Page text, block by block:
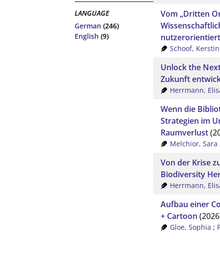
LANGUAGE
German (246)
English (9)
Vom „Dritten
Schoof, Kerstin
Unlock the
Zukunft
Herrmann,
Wenn die
Strategien im
Raumverlust
Melchior, Sara
Von der Krise
Biodiversity
Herrmann,
Aufbau einer
+ Cartoon
Gloe, Sophia ;